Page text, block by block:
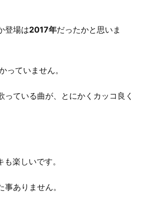
登場は2017年だったかと思いま
ていません。
ている曲が、とにかくカッコ良く
楽しいです。
ありません。